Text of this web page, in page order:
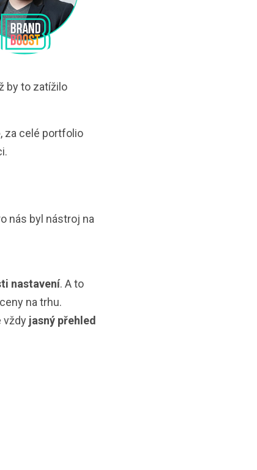
by to zatížilo
, za celé portfolio
nás byl nástroj na
nastavení. A to
na trhu.
vždy jasný přehled